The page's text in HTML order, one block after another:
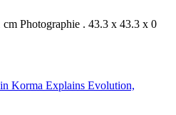
cm Photographie . 43.3 x 43.3 x 0